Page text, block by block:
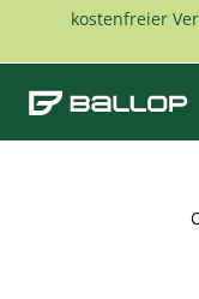
Zum Hauptinhalt
kostenfreier